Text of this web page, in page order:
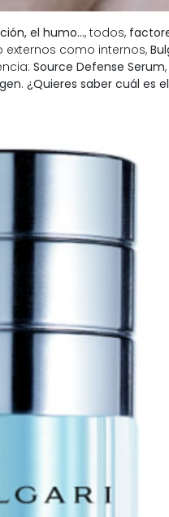
el humo…, todos,
externos como internos,
Source Defense Serum
. ¿Quieres saber cuál es
Por
uno de